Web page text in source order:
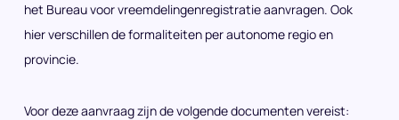
het Bureau voor vreemdelingenregistratie aanvragen. Ook
hier verschillen de formaliteiten per autonome regio en
provincie.
Voor deze aanvraag zijn de volgende documenten vereist: